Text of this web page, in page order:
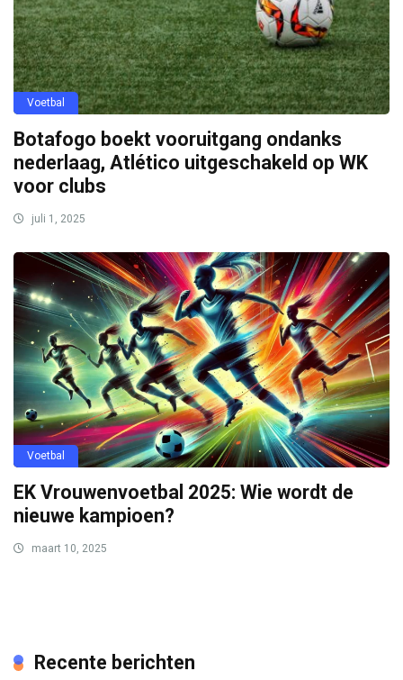
Voetbal
Botafogo boekt vooruitgang ondanks
nederlaag, Atlético uitgeschakeld op WK
voor clubs
juli 1, 2025
Voetbal
EK Vrouwenvoetbal 2025: Wie wordt de
nieuwe kampioen?
maart 10, 2025
Recente berichten